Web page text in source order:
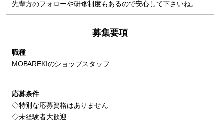
先輩方のフォローや研修制度もあるので安心して下さいね。
募集要項
職種
MOBAREKIのショップスタッフ
応募条件
◇特別な応募資格はありません
◇未経験者大歓迎